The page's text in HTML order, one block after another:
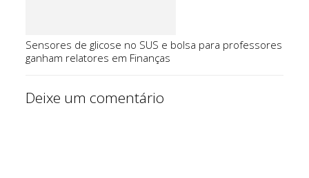
Sensores de glicose no SUS e bolsa para professores
ganham relatores em Finanças
Deixe um comentário